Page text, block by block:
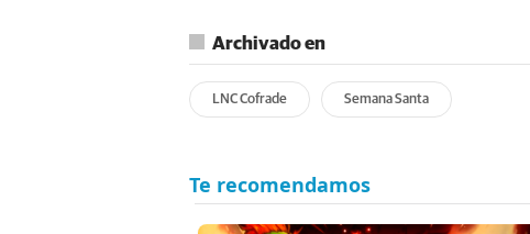
Archivado en
LNC Cofrade Semana Santa